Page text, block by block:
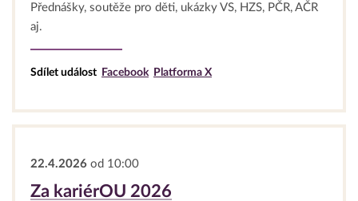
Přednášky, soutěže pro děti, ukázky VS, HZS, PČR, AČR
aj.
Sdílet událost Facebook Platforma X
22.4.2026 od 10:00
Za kariérOU 2026